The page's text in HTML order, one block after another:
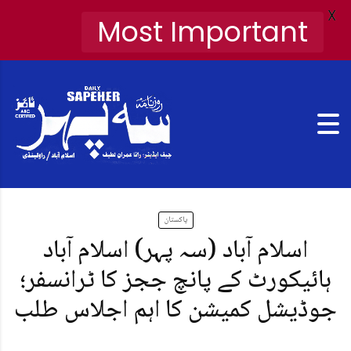
پاکستان
اسلام آباد (سہ پہر) اسلام آباد
ہائیکورٹ کے پانچ ججز کا ٹرانسفر؛
جوڈیشل کمیشن کا اہم اجلاس طلب
Most Important X